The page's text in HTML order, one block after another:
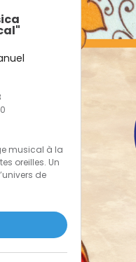
musical à la
oreilles. Un
de
qui
pièces de
découvrir
leurs
ludique,